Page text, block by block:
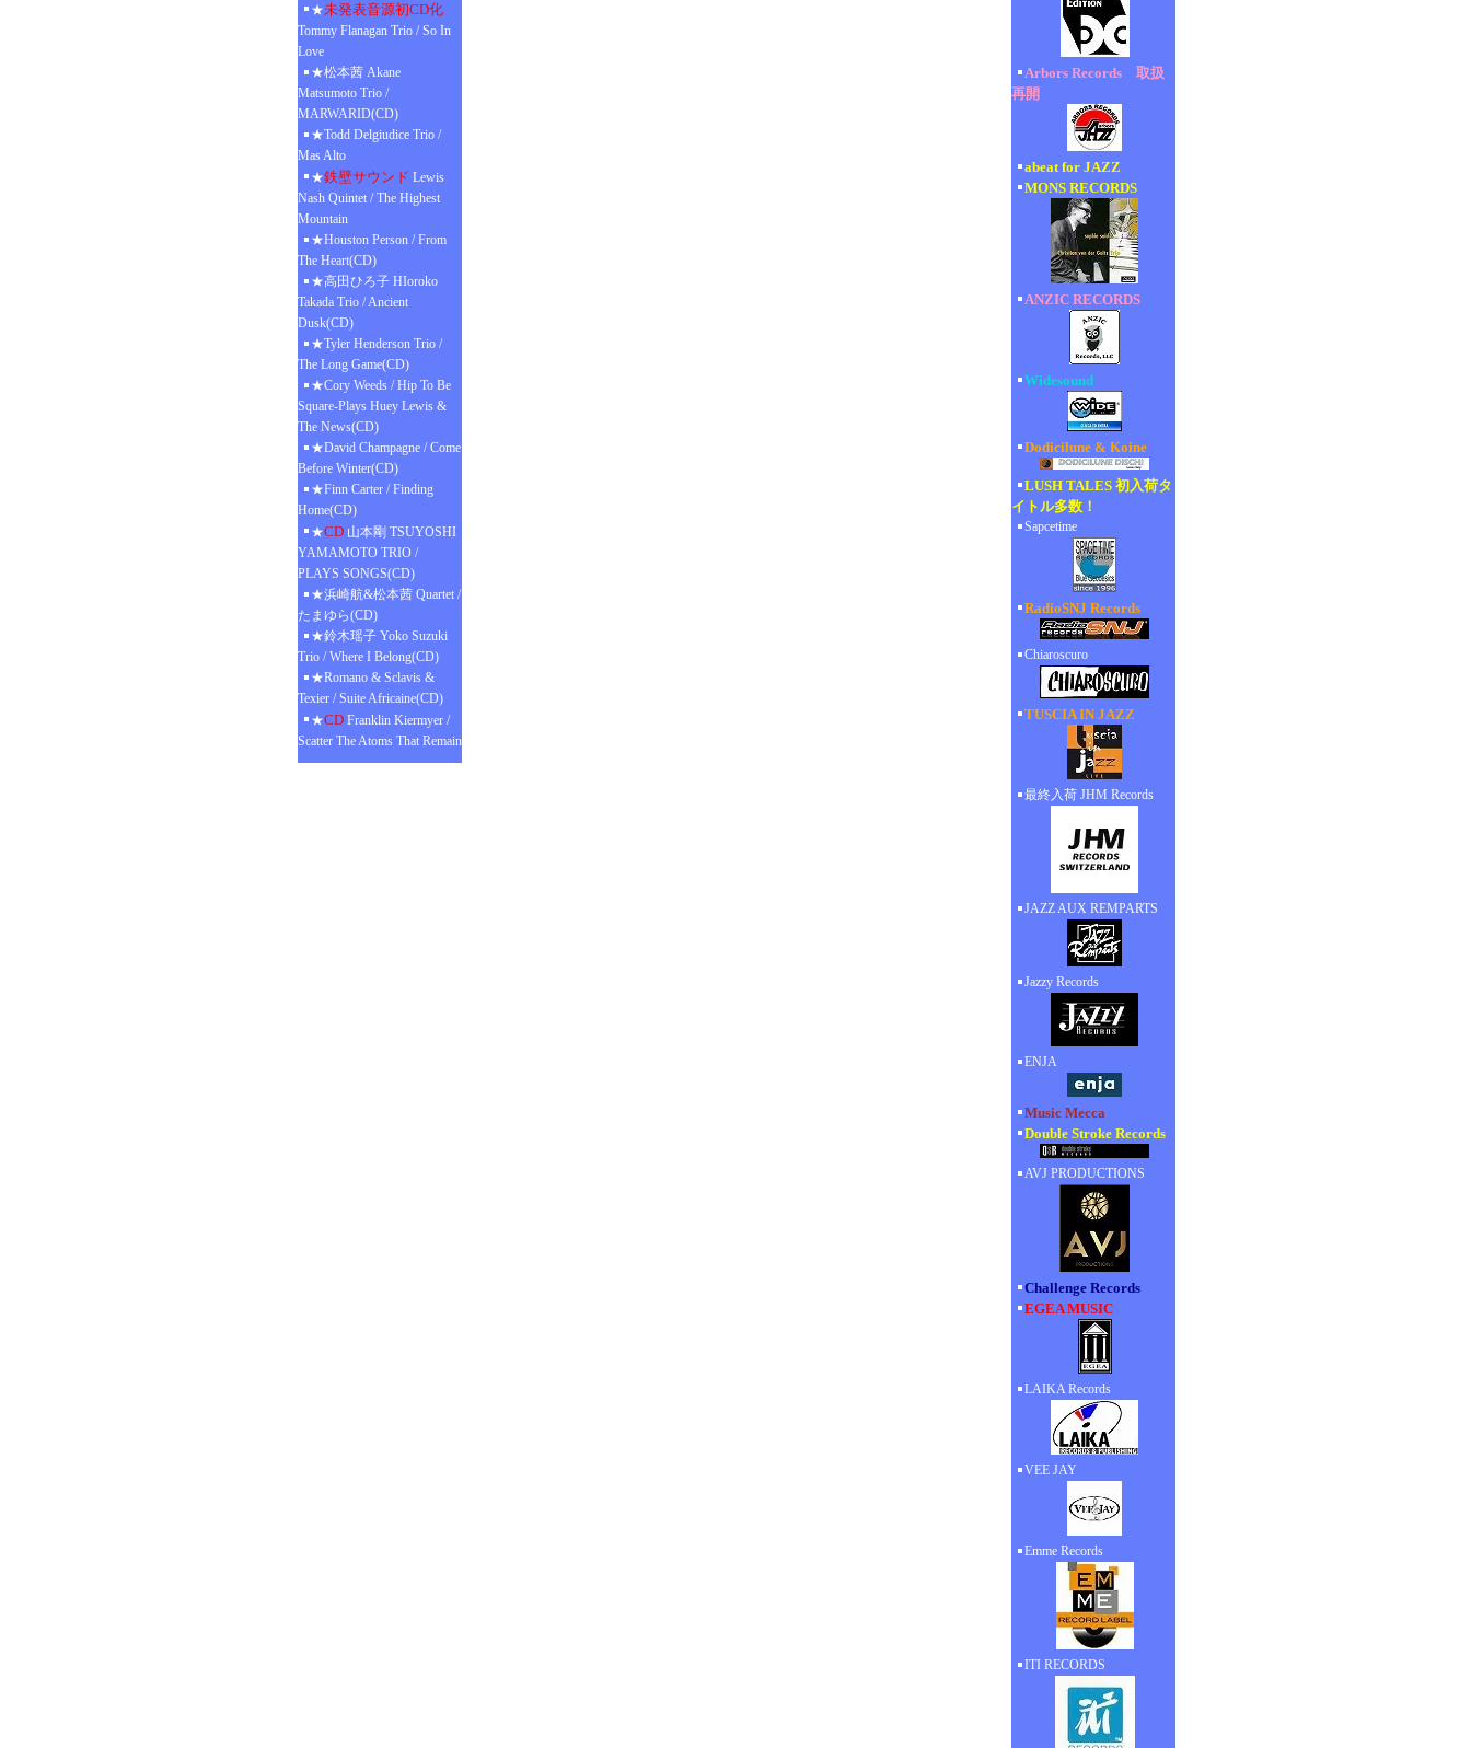
★未発表音源初CD化
Tommy Flanagan Trio / So In
Love
★松本茜 Akane
Matsumoto Trio /
MARWARID(CD)
★Todd Delgiudice Trio /
Mas Alto
★鉄壁サウンド Lewis
Nash Quintet / The Highest
Mountain
★Houston Person / From
The Heart(CD)
★高田ひろ子 HIoroko
Takada Trio / Ancient
Dusk(CD)
★Tyler Henderson Trio /
The Long Game(CD)
★Cory Weeds / Hip To Be
Square-Plays Huey Lewis &
The News(CD)
★David Champagne / Come
Before Winter(CD)
★Finn Carter / Finding
Home(CD)
★CD 山本剛 TSUYOSHI
YAMAMOTO TRIO /
PLAYS SONGS(CD)
★浜崎航&松本茜 Quartet /
たまゆら(CD)
★鈴木瑶子 Yoko Suzuki
Trio / Where I Belong(CD)
★Romano & Sclavis &
Texier / Suite Africaine(CD)
★CD Franklin Kiermyer /
Scatter The Atoms That Remain
Arbors Records 取扱
再開
abeat for JAZZ
MONS RECORDS
ANZIC RECORDS
Widesound
Dodicilune & Koine
LUSH TALES 初入荷タ
イトル多数！
Sapcetime
RadioSNJ Records
Chiaroscuro
TUSCIA IN JAZZ
最終入荷 JHM Records
JAZZ AUX REMPARTS
Jazzy Records
ENJA
Music Mecca
Double Stroke Records
AVJ PRODUCTIONS
Challenge Records
EGEA MUSIC
LAIKA Records
VEE JAY
Emme Records
ITI RECORDS